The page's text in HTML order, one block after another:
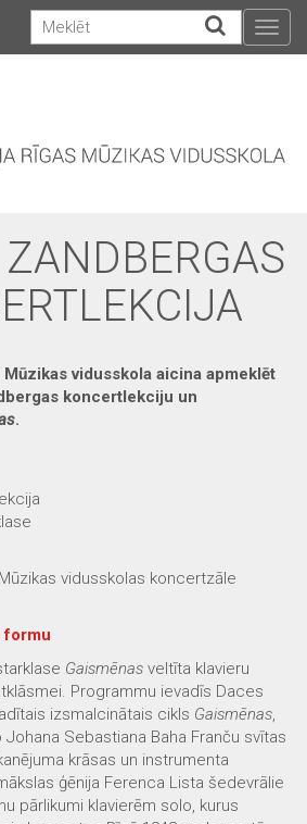
vidusskola aicina apmeklēt
koncertlekciju un
.
vidusskolas koncertzāle
formu
Gaismēnas veltīta klavieru
Programmu ievadīs Daces
izsmalcinātais cikls Gaismēnas
Sebastiana Baha Franču svītas
krāsas un instrumenta
ģēnija Ferenca Lista šedevrālie
pārlikumi klavierēm solo, kurus